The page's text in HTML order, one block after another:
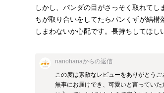
しかし、パンダの目がさっそく取れて
ちが取り合いをしてたらパンくずが結
しまわないか心配です。長持ちしてほ
nanohanaからの返信
この度は素敵なレビューをありがとう
無事にお届けでき、可愛いと言ってい